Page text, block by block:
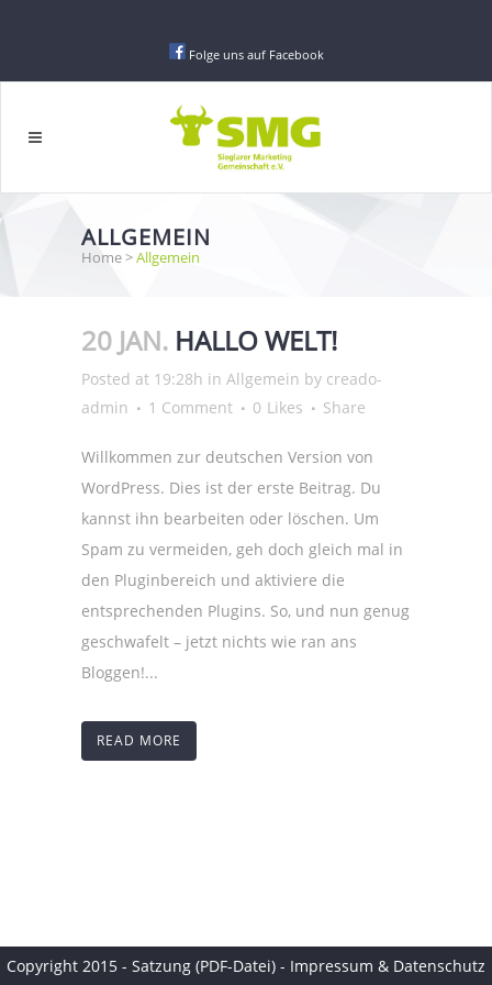
Folge uns auf Facebook
ALLGEMEIN
Home>Allgemein
20 JAN. HALLO WELT!
Posted at 19:28h in Allgemein by creado-
admin
1 Comment 0 Likes Share
Willkommen zur deutschen Version von
WordPress. Dies ist der erste Beitrag. Du
kannst ihn bearbeiten oder löschen. Um
Spam zu vermeiden, geh doch gleich mal in
den Pluginbereich und aktiviere die
entsprechenden Plugins. So, und nun genug
geschwafelt – jetzt nichts wie ran ans
Bloggen!...
READ MORE
Copyright 2015 - Satzung (PDF-Datei) - Impressum & Datenschutz